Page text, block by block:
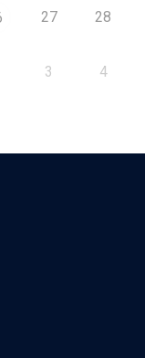
27 28
3 4